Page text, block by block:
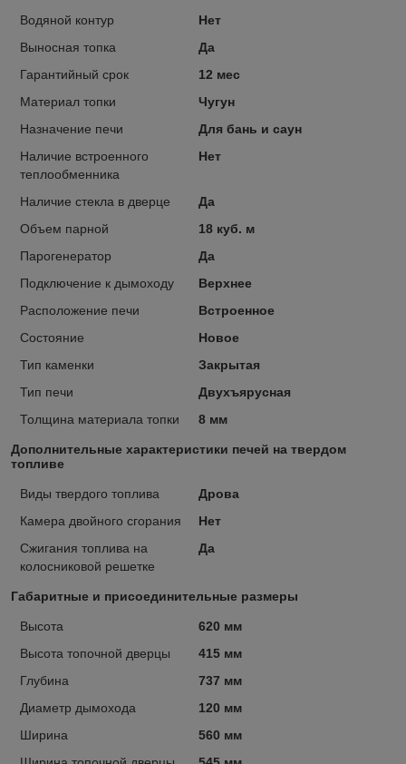
Водяной контур
Нет
Выносная топка
Да
Гарантийный срок
12 мес
Материал топки
Чугун
Назначение печи
Для бань и саун
Наличие встроенного
теплообменника
Нет
Наличие стекла в дверце
Да
Объем парной
18 куб. м
Парогенератор
Да
Подключение к дымоходу
Верхнее
Расположение печи
Встроенное
Состояние
Новое
Тип каменки
Закрытая
Тип печи
Двухъярусная
Толщина материала топки
8 мм
Дополнительные характеристики печей на твердом
топливе
Виды твердого топлива
Дрова
Камера двойного сгорания
Нет
Сжигания топлива на
колосниковой решетке
Да
Габаритные и присоединительные размеры
Высота
620 мм
Высота топочной дверцы
415 мм
Глубина
737 мм
Диаметр дымохода
120 мм
Ширина
560 мм